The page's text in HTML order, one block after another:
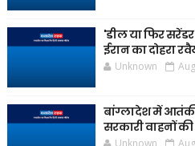
'डील या फिर
ईरान का दोहरा
Unknown
बांग्लादेश में
सरकारी वाहनों की